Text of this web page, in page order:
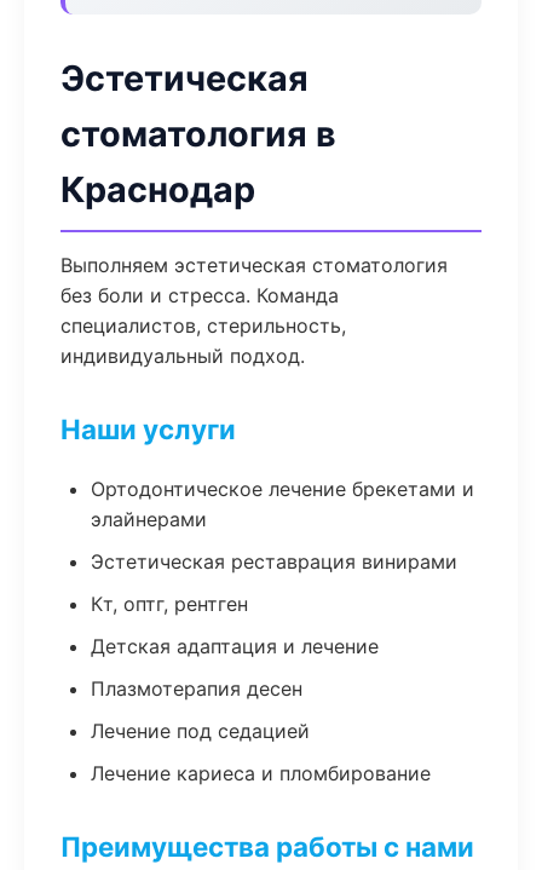
Эстетическая
стоматология в
Краснодар
Выполняем эстетическая стоматология
без боли и стресса. Команда
специалистов, стерильность,
индивидуальный подход.
Наши услуги
Ортодонтическое лечение брекетами и
элайнерами
Эстетическая реставрация винирами
Кт, оптг, рентген
Детская адаптация и лечение
Плазмотерапия десен
Лечение под седацией
Лечение кариеса и пломбирование
Преимущества работы с нами